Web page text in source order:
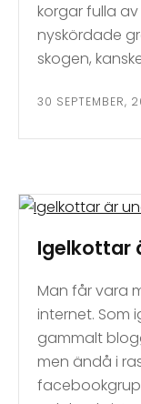
korgar fulla
nyskördade
skogen,
30 SEPTEMBER,
Igelkottar
Man får vara
internet. Som
gammalt
men ändå i